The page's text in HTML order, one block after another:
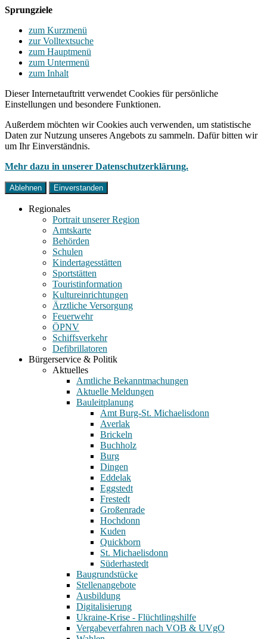
Sprungziele
zum Kurzmenü
zur Volltextsuche
zum Hauptmenü
zum Untermenü
zum Inhalt
Dieser Internetauftritt verwendet Cookies für persönliche
Einstellungen und besondere Funktionen.
Außerdem möchten wir Cookies auch verwenden, um statistische
Daten zur Nutzung unseres Angebots zu sammeln. Dafür bitten wir
um Ihr Einverständnis.
Mehr dazu in unserer Datenschutzerklärung.
Ablehnen Einverstanden
Regionales
Portrait unserer Region
Amtskarte
Behörden
Schulen
Kindertagesstätten
Sportstätten
Touristinformation
Kultureinrichtungen
Ärztliche Versorgung
Feuerwehr
ÖPNV
Schiffsverkehr
Defibrillatoren
Bürgerservice & Politik
Aktuelles
Amtliche Bekanntmachungen
Aktuelle Meldungen
Bauleitplanung
Amt Burg-St. Michaelisdonn
Averlak
Brickeln
Buchholz
Burg
Dingen
Eddelak
Eggstedt
Frestedt
Großenrade
Hochdonn
Kuden
Quickborn
St. Michaelisdonn
Süderhastedt
Baugrundstücke
Stellenangebote
Ausbildung
Digitalisierung
Ukraine-Krise - Flüchtlingshilfe
Vergabeverfahren nach VOB & UVgO